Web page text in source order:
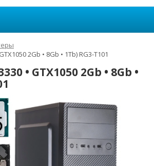
2Gb • 8Gb • 1Tb) RG3-T101
• GTX1050 2Gb • 8Gb •